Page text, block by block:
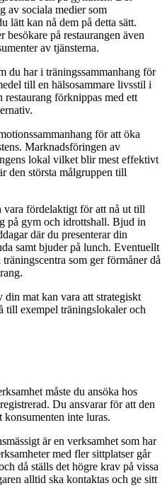
av sociala medier som
lätt kan nå dem på detta sätt.
på restaurangen även
av tjänsterna.
du har i träningssammanhang för
till en hälsosammare livsstil i
restaurang förknippas med ett
för att öka
Marknadsföringen av
lokal vilket blir mest effektivt
den största målgruppen till
fördelaktigt för att nå ut till
på gym och idrottshall. Bjud in
där du presenterar din
samt bjuder på lunch. Eventuellt
som ger förmåner då
mat kan vara att strategiskt
till exempel träningslokaler och
måste du ansöka hos
Du ansvarar för att den
konsumenten inte luras.
är en verksamhet som har
med fler sittplatser går
då ställs det högre krav på vissa
alltid ska kontaktas och ge sitt